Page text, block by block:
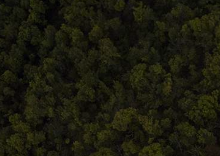
Comandă, plată, livrare
Întreținere produse
Facebook.com/atelieruldeistorie
Contact@atelieruldeistorie.ro
0748.884.543
Termeni și condiții
ANPC